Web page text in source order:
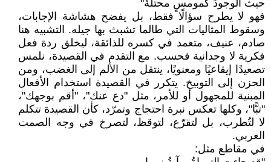
حيث الوجودُ كمومسٍ محتلةْ"
فهو لا يطرح سؤالًا فقط، بل يفضح هشاشة الإجابات،
وسقوط المثاليات التي طالما تشبث بها جيله. التشبيه هنا
صادم، عنيف، متعمد في كسره للذائقة، ليخلق ردة فعل
فكرية لا وجدانية فحسب. مع التقدم في القصيدة، نلمس
تصعيدًا إيقاعيًا ومعنويًا، ينتقل من الألم إلى الغضب، ومن
الحزن إلى التوبيخ. يتكرر في القصيدة استخدام الأفعال
المبنية للمجهول أو للأمر، مثل "دع عنك"، "أقم بوجهك"،
"تبًّا"، وكلها تعكس نبرة احتجاج وتمرّد، كأن القصيدة تتكلم
لا لتُطرب، بل لتقرّع، لتوقظ، لتصرخ في وجه الصمت
العربي.
في مقاطع مثل: